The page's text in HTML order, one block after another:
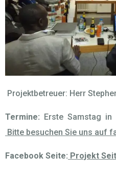
Projektbetreuer: Herr
Termine: Erste Samstag
Bitte besuchen Sie uns auf
Facebook Seite: Projekt